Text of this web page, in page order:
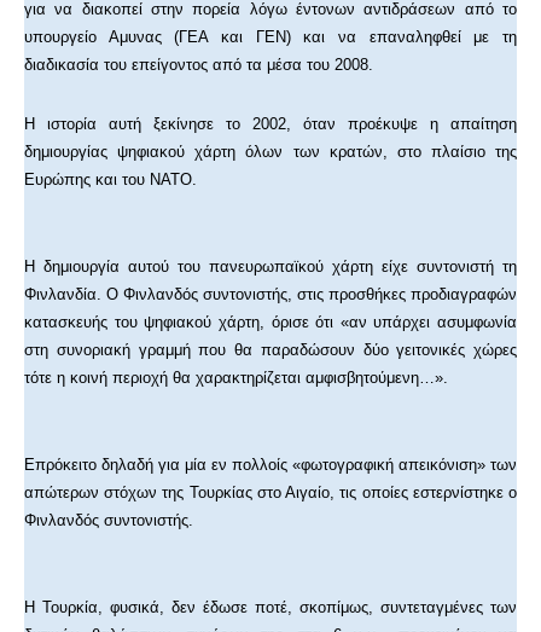
για να διακοπεί στην πορεία λόγω έντονων αντιδράσεων από το
υπουργείο Αμυνας (ΓΕΑ και ΓΕΝ) και να επαναληφθεί με τη
διαδικασία του επείγοντος από τα μέσα του 2008.
Η ιστορία αυτή ξεκίνησε το 2002, όταν προέκυψε η απαίτηση
δημιουργίας ψηφιακού χάρτη όλων των κρατών, στο πλαίσιο της
Ευρώπης και του ΝΑΤΟ.
Η δημιουργία αυτού του πανευρωπαϊκού χάρτη είχε συντονιστή τη
Φινλανδία. Ο Φινλανδός συντονιστής, στις προσθήκες προδιαγραφών
κατασκευής του ψηφιακού χάρτη, όρισε ότι «αν υπάρχει ασυμφωνία
στη συνοριακή γραμμή που θα παραδώσουν δύο γειτονικές χώρες
τότε η κοινή περιοχή θα χαρακτηρίζεται αμφισβητούμενη…».
Επρόκειτο δηλαδή για μία εν πολλοίς «φωτογραφική απεικόνιση» των
απώτερων στόχων της Τουρκίας στο Αιγαίο, τις οποίες εστερνίστηκε ο
Φινλανδός συντονιστής.
Η Τουρκία, φυσικά, δεν έδωσε ποτέ, σκοπίμως, συντεταγμένες των